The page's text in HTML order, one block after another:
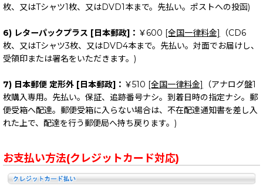
枚、又はTシャツ1枚、又はDVD1本まで。先払い。ポストへの投函)
6) レターパックプラス [日本郵政]： ￥600 [全国一律料金]
（CD6
枚、又はTシャツ3枚、又はDVD4本まで。先払い。対面でお届けし、
受領印または署名をいただきます。)
7) 日本郵便 定形外 [日本郵政]： ￥510 [全国一律料金]
（アナログ盤1
枚購入専用。先払い。保証、追跡番号ナシ。到着日時の指定ナシ。郵
便受箱へ配達。郵便受箱に入らない場合は、不在配達通知書を差し入
れた上で、配達を行う郵便局へ持ち戻ります。)
お支払い方法(クレジットカード対応)